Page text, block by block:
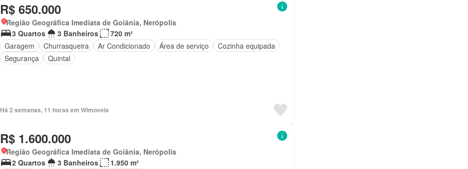
R$ 650.000
Região Geográfica Imediata de Goiânia, Nerópolis
3 Quartos
3 Banheiros
720 m²
Garagem
Churrasqueira Ar Condicionado Área de serviço
Cozinha equipada
Segurança
Quintal
Há 2 semanas, 11 horas em Wimoveis
R$ 1.600.000
Região Geográfica Imediata de Goiânia, Nerópolis
2 Quartos
3 Banheiros
1.950 m²